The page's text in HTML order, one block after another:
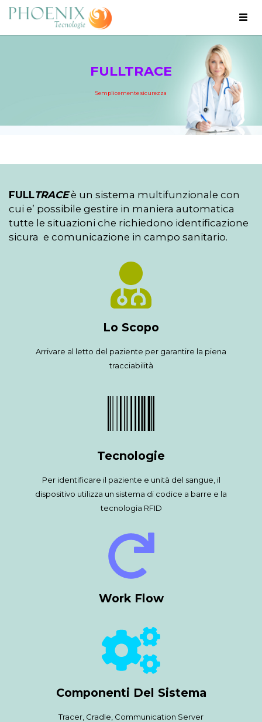
FULLTRACE
Semplicemente sicurezza
FULLTRACE è un sistema multifunzionale con
cui e’ possibile gestire in maniera automatica
tutte le situazioni che richiedono identificazione
sicura e comunicazione in campo sanitario.
Lo Scopo
Arrivare al letto del paziente per garantire la piena
tracciabilità
Tecnologie
Per identificare il paziente e unità del sangue, il
dispositivo utilizza un sistema di codice a barre e la
tecnologia RFID
Work Flow
Componenti Del Sistema
Tracer, Cradle, Communication Server